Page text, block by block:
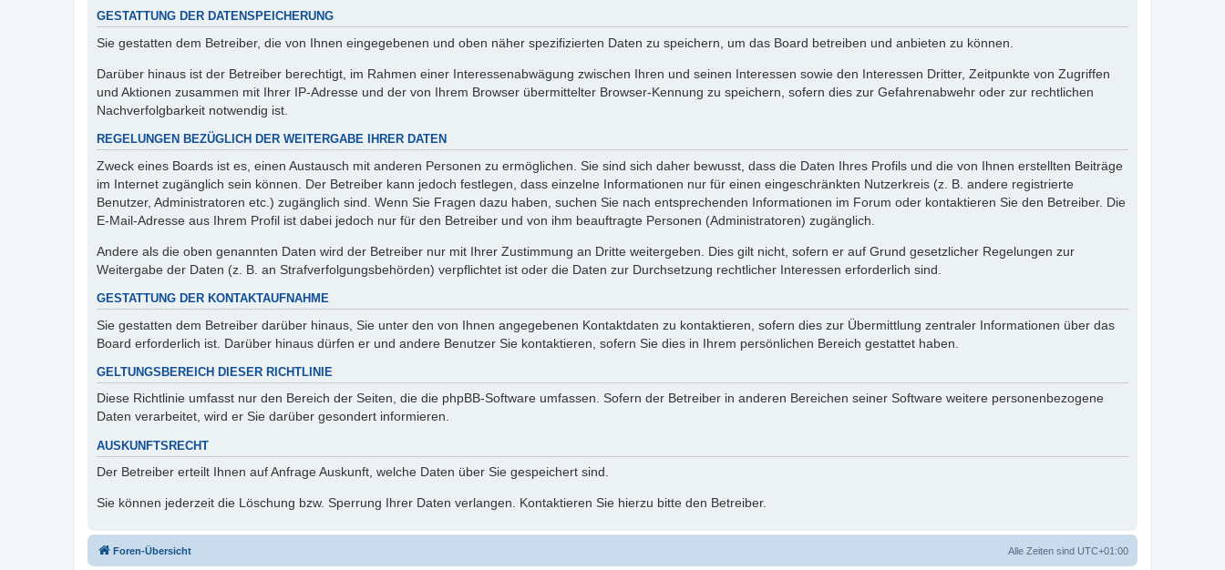
GESTATTUNG DER DATENSPEICHERUNG
Sie gestatten dem Betreiber, die von Ihnen eingegebenen und oben näher spezifizierten Daten zu speichern, um das Board betreiben und anbieten zu können.
Darüber hinaus ist der Betreiber berechtigt, im Rahmen einer Interessenabwägung zwischen Ihren und seinen Interessen sowie den Interessen Dritter, Zeitpunkte von Zugriffen
und Aktionen zusammen mit Ihrer IP-Adresse und der von Ihrem Browser übermittelter Browser-Kennung zu speichern, sofern dies zur Gefahrenabwehr oder zur rechtlichen
Nachverfolgbarkeit notwendig ist.
REGELUNGEN BEZÜGLICH DER WEITERGABE IHRER DATEN
Zweck eines Boards ist es, einen Austausch mit anderen Personen zu ermöglichen. Sie sind sich daher bewusst, dass die Daten Ihres Profils und die von Ihnen erstellten Beiträge
im Internet zugänglich sein können. Der Betreiber kann jedoch festlegen, dass einzelne Informationen nur für einen eingeschränkten Nutzerkreis (z. B. andere registrierte
Benutzer, Administratoren etc.) zugänglich sind. Wenn Sie Fragen dazu haben, suchen Sie nach entsprechenden Informationen im Forum oder kontaktieren Sie den Betreiber. Die
E-Mail-Adresse aus Ihrem Profil ist dabei jedoch nur für den Betreiber und von ihm beauftragte Personen (Administratoren) zugänglich.
Andere als die oben genannten Daten wird der Betreiber nur mit Ihrer Zustimmung an Dritte weitergeben. Dies gilt nicht, sofern er auf Grund gesetzlicher Regelungen zur
Weitergabe der Daten (z. B. an Strafverfolgungsbehörden) verpflichtet ist oder die Daten zur Durchsetzung rechtlicher Interessen erforderlich sind.
GESTATTUNG DER KONTAKTAUFNAHME
Sie gestatten dem Betreiber darüber hinaus, Sie unter den von Ihnen angegebenen Kontaktdaten zu kontaktieren, sofern dies zur Übermittlung zentraler Informationen über das
Board erforderlich ist. Darüber hinaus dürfen er und andere Benutzer Sie kontaktieren, sofern Sie dies in Ihrem persönlichen Bereich gestattet haben.
GELTUNGSBEREICH DIESER RICHTLINIE
Diese Richtlinie umfasst nur den Bereich der Seiten, die die phpBB-Software umfassen. Sofern der Betreiber in anderen Bereichen seiner Software weitere personenbezogene
Daten verarbeitet, wird er Sie darüber gesondert informieren.
AUSKUNFTSRECHT
Der Betreiber erteilt Ihnen auf Anfrage Auskunft, welche Daten über Sie gespeichert sind.
Sie können jederzeit die Löschung bzw. Sperrung Ihrer Daten verlangen. Kontaktieren Sie hierzu bitte den Betreiber.
Foren-Übersicht Alle Zeiten sind UTC+01:00